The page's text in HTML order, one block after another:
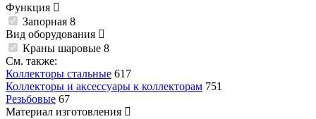
Функция
Запорная 8
Вид оборудования
Краны шаровые 8
См. также:
Коллекторы стальные 617
Коллекторы и аксессуары к коллекторам 751
Резьбовые 67
Материал изготовления